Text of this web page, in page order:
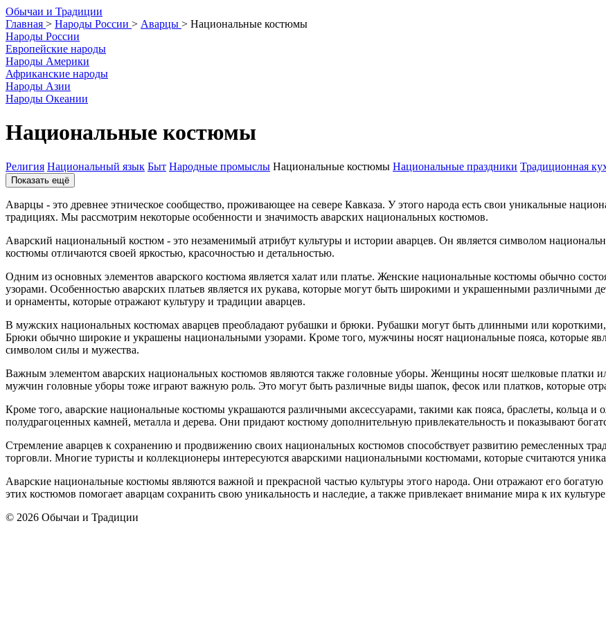
Обычаи и Традиции
Главная > Народы России > Аварцы > Национальные костюмы
Народы России
Европейские народы
Народы Америки
Африканские народы
Народы Азии
Народы Океании
Национальные костюмы
Религия Национальный язык Быт Народные промыслы Национальные костюмы Национальные праздники Традиционная
Показать ещё
Аварцы - это древнее этническое сообщество, проживающее на севере Кавказа. У этого народа есть свои уникальные
традициях. Мы рассмотрим некоторые особенности и значимость аварских национальных костюмов.
Аварский национальный костюм - это незаменимый атрибут культуры и истории аварцев. Он является символом
костюмы отличаются своей яркостью, красочностью и детальностью.
Одним из основных элементов аварского костюма является халат или платье. Женские национальные костюмы обычно
узорами. Особенностью аварских платьев является их рукава, которые могут быть широкими и украшенными различными
и орнаменты, которые отражают культуру и традиции аварцев.
В мужских национальных костюмах аварцев преобладают рубашки и брюки. Рубашки могут быть длинными или
Брюки обычно широкие и украшены национальными узорами. Кроме того, мужчины носят национальные пояса, которые
символом силы и мужества.
Важным элементом аварских национальных костюмов являются также головные уборы. Женщины носят шелковые
мужчин головные уборы тоже играют важную роль. Это могут быть различные виды шапок, фесок или платков, которые
Кроме того, аварские национальные костюмы украшаются различными аксессуарами, такими как пояса, браслеты, кольца и
полудрагоценных камней, металла и дерева. Они придают костюму дополнительную привлекательность и показывают
Стремление аварцев к сохранению и продвижению своих национальных костюмов способствует развитию ремесленных
торговли. Многие туристы и коллекционеры интересуются аварскими национальными костюмами, которые считаются
Аварские национальные костюмы являются важной и прекрасной частью культуры этого народа. Они отражают его
этих костюмов помогает аварцам сохранить свою уникальность и наследие, а также привлекает внимание мира к их
© 2026 Обычаи и Традиции